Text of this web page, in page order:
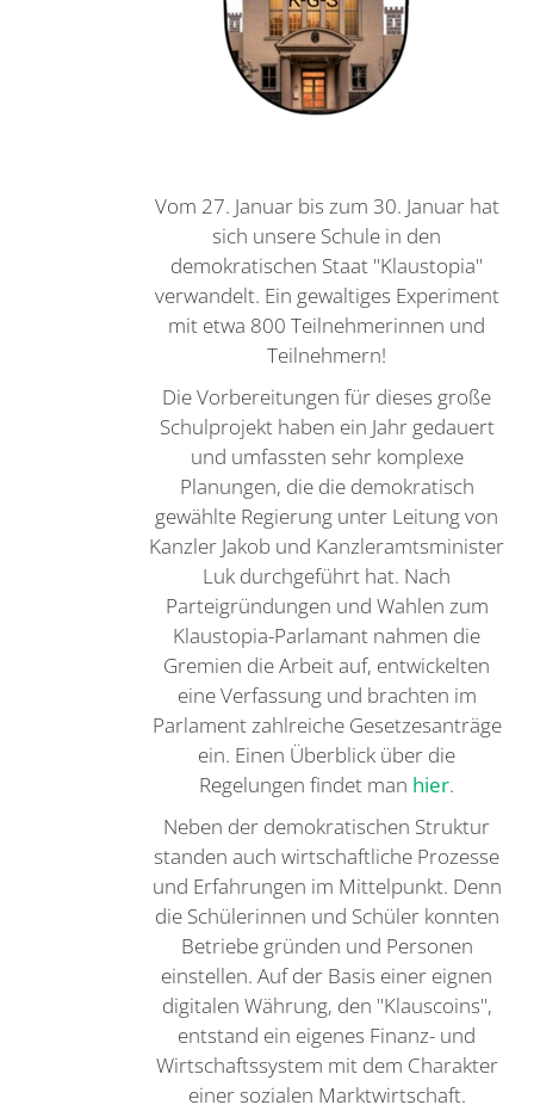
Vom 27. Januar bis zum 30. Januar hat
sich unsere Schule in den
demokratischen Staat "Klaustopia"
verwandelt. Ein gewaltiges Experiment
mit etwa 800 Teilnehmerinnen und
Teilnehmern!
Die Vorbereitungen für dieses große
Schulprojekt haben ein Jahr gedauert
und umfassten sehr komplexe
Planungen, die die demokratisch
gewählte Regierung unter Leitung von
Kanzler Jakob und Kanzleramtsminister
Luk durchgeführt hat. Nach
Parteigründungen und Wahlen zum
Klaustopia-Parlamant nahmen die
Gremien die Arbeit auf, entwickelten
eine Verfassung und brachten im
Parlament zahlreiche Gesetzesanträge
ein. Einen Überblick über die
Regelungen findet man hier.
Neben der demokratischen Struktur
standen auch wirtschaftliche Prozesse
und Erfahrungen im Mittelpunkt. Denn
die Schülerinnen und Schüler konnten
Betriebe gründen und Personen
einstellen. Auf der Basis einer eignen
digitalen Währung, den "Klauscoins",
entstand ein eigenes Finanz- und
Wirtschaftssystem mit dem Charakter
einer sozialen Marktwirtschaft.